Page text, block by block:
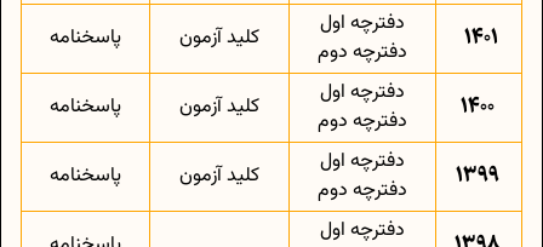
1401
دفترچه اول
دفترچه دوم
کلید آزمون پاسخنامه
1400
دفترچه اول
دفترچه دوم
کلید آزمون پاسخنامه
1399
دفترچه اول
دفترچه دوم
کلید آزمون پاسخنامه
دفترچه اول